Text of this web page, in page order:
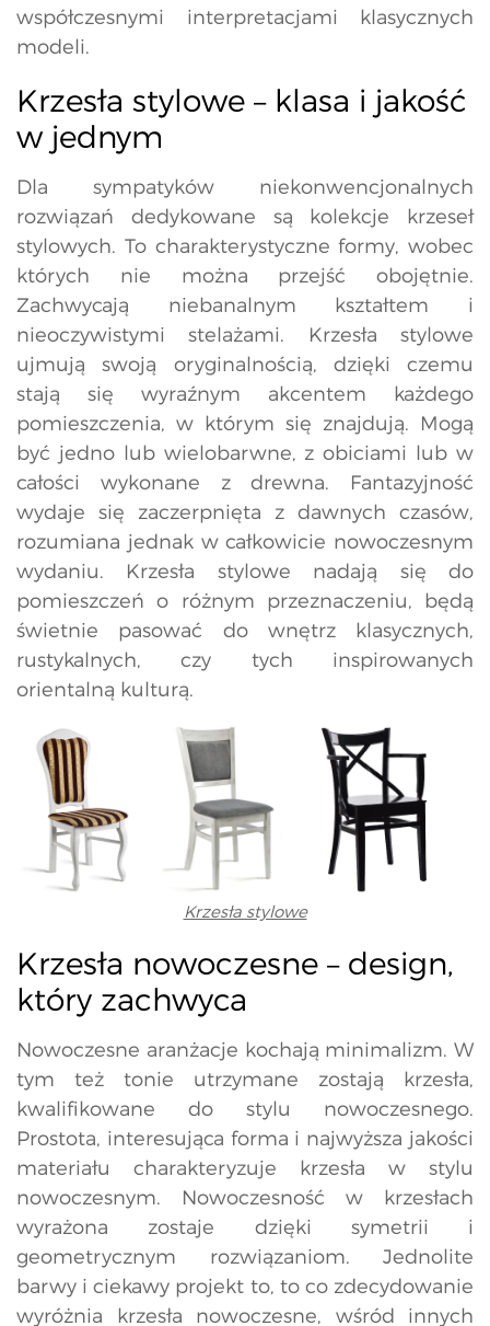
współczesnymi interpretacjami klasycznych
modeli.
Krzesła stylowe – klasa i jakość
w jednym
Dla sympatyków niekonwencjonalnych
rozwiązań dedykowane są kolekcje krzeseł
stylowych. To charakterystyczne formy, wobec
których nie można przejść obojętnie.
Zachwycają niebanalnym kształtem i
nieoczywistymi stelażami. Krzesła stylowe
ujmują swoją oryginalnością, dzięki czemu
stają się wyraźnym akcentem każdego
pomieszczenia, w którym się znajdują. Mogą
być jedno lub wielobarwne, z obiciami lub w
całości wykonane z drewna. Fantazyjność
wydaje się zaczerpnięta z dawnych czasów,
rozumiana jednak w całkowicie nowoczesnym
wydaniu. Krzesła stylowe nadają się do
pomieszczeń o różnym przeznaczeniu, będą
świetnie pasować do wnętrz klasycznych,
rustykalnych, czy tych inspirowanych
orientalną kulturą.
Krzesła stylowe
Krzesła nowoczesne – design,
który zachwyca
Nowoczesne aranżacje kochają minimalizm. W
tym też tonie utrzymane zostają krzesła,
kwalifikowane do stylu nowoczesnego.
Prostota, interesująca forma i najwyższa jakości
materiału charakteryzuje krzesła w stylu
nowoczesnym. Nowoczesność w krzesłach
wyrażona zostaje dzięki symetrii i
geometrycznym rozwiązaniom. Jednolite
barwy i ciekawy projekt to, to co zdecydowanie
wyróżnia krzesła nowoczesne, wśród innych